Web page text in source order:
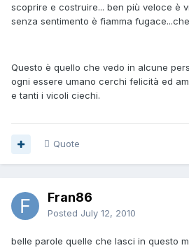
scoprire e costruire... ben più veloce è
senza sentimento è fiamma
Questo è quello che vedo in alcune
ogni essere umano cerchi felicità ed
e tanti i vicoli ciechi.
Quote
Fran86
Posted July 12, 2010
belle parole quelle che lasci in questo